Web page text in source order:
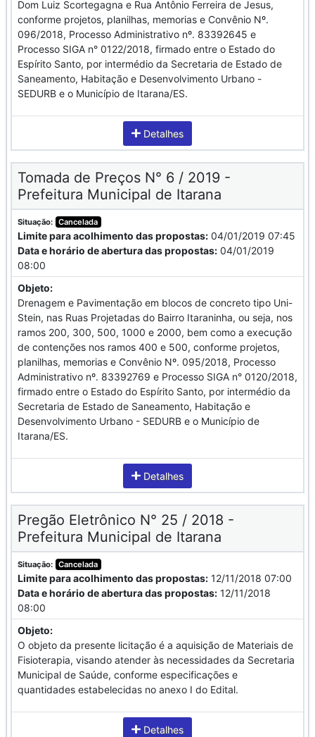
Dom Luiz Scortegagna e Rua Antônio Ferreira de Jesus,
conforme projetos, planilhas, memorias e Convênio Nº.
096/2018, Processo Administrativo nº. 83392645 e
Processo SIGA n° 0122/2018, firmado entre o Estado do
Espírito Santo, por intermédio da Secretaria de Estado de
Saneamento, Habitação e Desenvolvimento Urbano -
SEDURB e o Município de Itarana/ES.
Detalhes
Tomada de Preços N° 6 / 2019 -
Prefeitura Municipal de Itarana
Situação: Cancelada
Limite para acolhimento das propostas: 04/01/2019 07:45
Data e horário de abertura das propostas: 04/01/2019
08:00
Objeto:
Drenagem e Pavimentação em blocos de concreto tipo Uni-
Stein, nas Ruas Projetadas do Bairro Itaraninha, ou seja, nos
ramos 200, 300, 500, 1000 e 2000, bem como a execução
de contenções nos ramos 400 e 500, conforme projetos,
planilhas, memorias e Convênio Nº. 095/2018, Processo
Administrativo nº. 83392769 e Processo SIGA n° 0120/2018,
firmado entre o Estado do Espírito Santo, por intermédio da
Secretaria de Estado de Saneamento, Habitação e
Desenvolvimento Urbano - SEDURB e o Município de
Itarana/ES.
Detalhes
Pregão Eletrônico N° 25 / 2018 -
Prefeitura Municipal de Itarana
Situação: Cancelada
Limite para acolhimento das propostas: 12/11/2018 07:00
Data e horário de abertura das propostas: 12/11/2018
08:00
Objeto:
O objeto da presente licitação é a aquisição de Materiais de
Fisioterapia, visando atender às necessidades da Secretaria
Municipal de Saúde, conforme especificações e
quantidades estabelecidas no anexo I do Edital.
Detalhes